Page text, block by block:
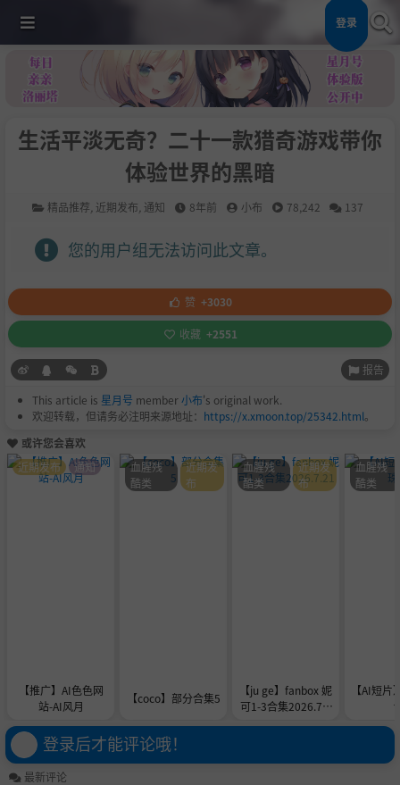
登录
生活平淡无奇？二十一款猎奇游戏带你
体验世界的黑暗
精品推荐 近期发布 通知 8年前 小布 78,242 137
您的用户组无法访问此文章。
赞 +3030
收藏 +2551
报告
This article is 星月号 member小布's original work.
欢迎转载，但请务必注明来源地址： https://x.xmoon.top/25342.html。
或许您会喜欢
【推广】AI色色网
站-AI风月
近期发布 通知
【coco】部分合集5
血腥残
酷类
近期发
布
【ju ge】fanbox 妮
可1-3合集2026.7.2
血腥残
酷类
近期发
布
【AI短片
血腥残
酷类
登录后才能评论哦！
最新评论